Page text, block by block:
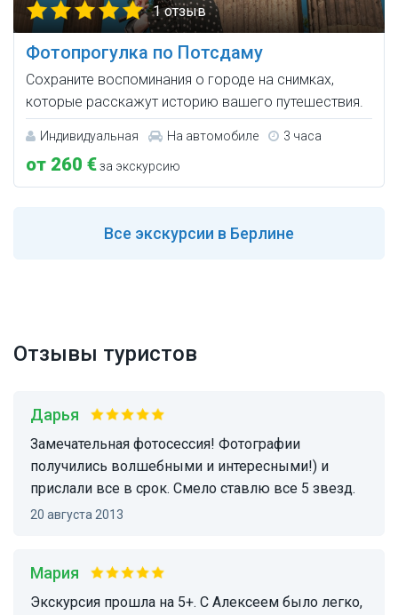
1 отзыв
Фотопрогулка по Потсдаму
Сохраните воспоминания о городе на снимках,
которые расскажут историю вашего путешествия.
Индивидуальная На автомобиле 3 часа
от 260 €за экскурсию
Все экскурсии в Берлине
Отзывы туристов
Дарья
Замечательная фотосессия! Фотографии
получились волшебными и интересными!) и
прислали все в срок. Смело ставлю все 5 звезд.
20 августа 2013
Мария
Экскурсия прошла на 5+. С Алексеем было легко,